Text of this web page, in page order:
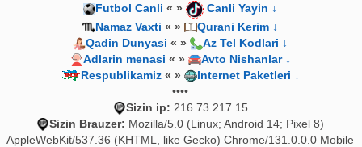
Futbol Canli « »
Canli Yayin ↓
Namaz Vaxti « »
Qurani Kerim ↓
Qadin Dunyasi « »
Az Tel Kodlari ↓
Adlarin menasi « »
Avto Nishanlar ↓
Respublikamiz« »
Internet Paketleri ↓
••••
Sizin ip: 216.73.217.15
Sizin Brauzer: Mozilla/5.0 (Linux; Android 14; Pixel 8)
AppleWebKit/537.36 (KHTML, like Gecko) Chrome/131.0.0.0 Mobile